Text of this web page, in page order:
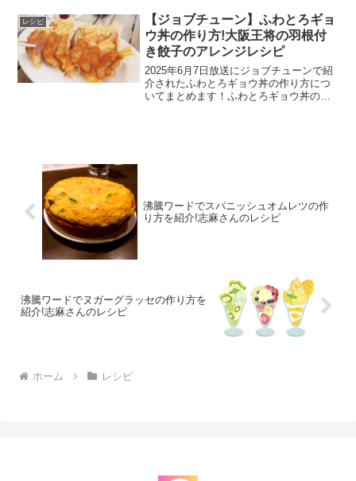
ロンチーノ風きゅうりの浅漬けの材料き
ゅうりにんにく鷹...
レシピ
【ジョブチューン】ふわとろギョ
ウ丼の作り方!大阪王将の羽根付
き餃子のアレンジレシピ
2025年6月7日放送にジョブチューンで紹
介されたふわとろギョウ丼の作り方につ
いてまとめます！ふわとろギョウ丼のレ
沸騰ワードでスパニッシュオムレツの作
り方を紹介!志麻さんのレシピ
沸騰ワードでヌガーグラッセの作り方を
紹介!志麻さんのレシピ
ホーム レシピ